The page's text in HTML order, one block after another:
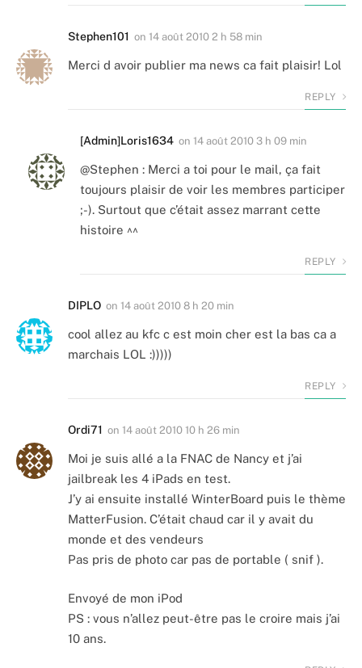
Stephen101 on 14 août 2010 2 h 58 min
Merci d avoir publier ma news ca fait plaisir! Lol
REPLY
[Admin]Loris1634 on 14 août 2010 3 h 09 min
@Stephen : Merci a toi pour le mail, ça fait
toujours plaisir de voir les membres participer
;-). Surtout que c’était assez marrant cette
histoire ^^
REPLY
DIPLO on 14 août 2010 8 h 20 min
cool allez au kfc c est moin cher est la bas ca a
marchais LOL :)))))
REPLY
Ordi71 on 14 août 2010 10 h 26 min
Moi je suis allé a la FNAC de Nancy et j’ai
jailbreak les 4 iPads en test.
J’y ai ensuite installé WinterBoard puis le thème
MatterFusion. C’était chaud car il y avait du
monde et des vendeurs
Pas pris de photo car pas de portable ( snif ).
Envoyé de mon iPod
PS : vous n’allez peut-être pas le croire mais j’ai
10 ans.